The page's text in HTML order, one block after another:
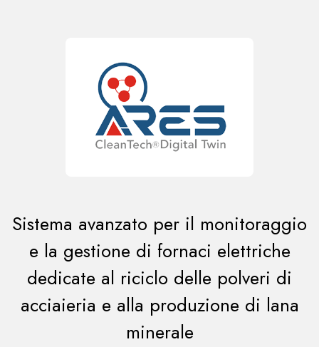
Sistema avanzato per il monitoraggio
e la gestione di fornaci elettriche
dedicate al riciclo delle polveri di
acciaieria e alla produzione di lana
minerale